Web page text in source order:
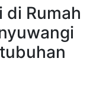
di Rumah